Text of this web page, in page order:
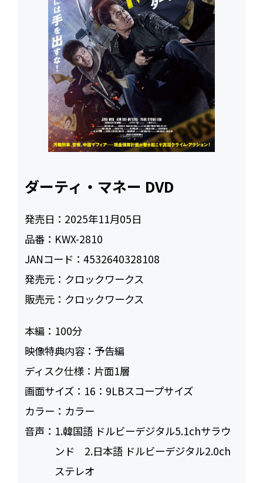
ダーティ・マネー DVD
発売日： 2025年11月05日
品番： KWX-2810
JANコード：4532640328108
発売元： クロックワークス
販売元： クロックワークス
本編： 100
映像特典内容：予告編
ディスク仕様： 片面1層
画面サイズ： 16：9LBスコープサイズ
カラー： カラー
音声： 1.韓国語 ドルビーデジタル5.1chサラウ
ンド 2.日本語 ドルビーデジタル2.0ch
ステレオ